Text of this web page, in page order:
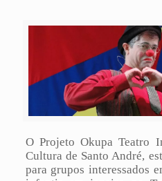
O Projeto Okupa Teatro
Cultura de Santo André,
para grupos interessados